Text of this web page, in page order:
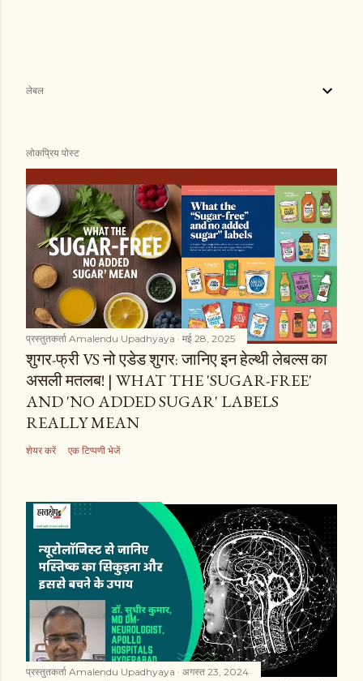
लेबल
लोकप्रिय पोस्ट
प्रस्तुतकर्ता Amalendu Upadhyaya मई 28, 2025
शुगर-फ्री VS नो एडेड शुगर: जानिए इन हेल्थी लेबल्स का
असली मतलब! | WHAT THE 'SUGAR-FREE'
AND 'NO ADDED SUGAR' LABELS
REALLY MEAN
शेयर करें एक टिप्पणी भेजें
प्रस्तुतकर्ता Amalendu Upadhyaya अगस्त 23, 2024